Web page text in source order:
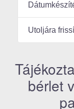
Utoljára
bérlet